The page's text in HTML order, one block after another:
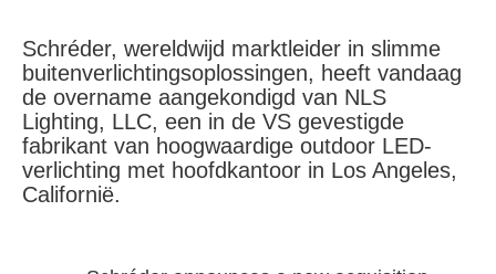
Over ons
Schréder, wereldwijd marktleider in slimme
buitenverlichtingsoplossingen, heeft vandaag
de overname aangekondigd van NLS
Lighting, LLC, een in de VS gevestigde
fabrikant van hoogwaardige outdoor LED-
verlichting met hoofdkantoor in Los Angeles,
Californië.